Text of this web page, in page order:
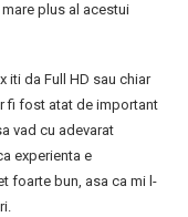
plus al acestui
iti da Full HD sau chiar
fi fost atat de important
vad cu adevarat
experienta e
foarte bun, asa ca mi l-